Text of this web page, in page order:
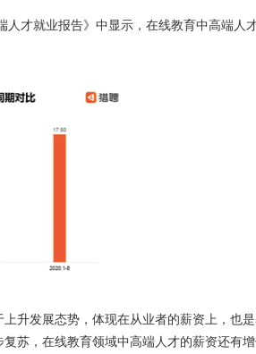
才就业报告》中显示，在线教育中高端人
升发展态势，体现在从业者的薪资上，也
苏，在线教育领域中高端人才的薪资还有